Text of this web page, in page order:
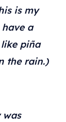
is my
a
piña
the rain.)
was